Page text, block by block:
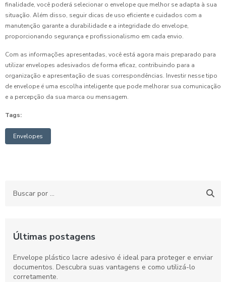
finalidade, você poderá selecionar o envelope que melhor se adapta à sua
situação. Além disso, seguir dicas de uso eficiente e cuidados com a
manutenção garante a durabilidade e a integridade do envelope,
proporcionando segurança e profissionalismo em cada envio.
Com as informações apresentadas, você está agora mais preparado para
utilizar envelopes adesivados de forma eficaz, contribuindo para a
organização e apresentação de suas correspondências. Investir nesse tipo
de envelope é uma escolha inteligente que pode melhorar sua comunicação
e a percepção da sua marca ou mensagem.
Tags:
Envelopes
Últimas postagens
Envelope plástico lacre adesivo é ideal para proteger e enviar
documentos. Descubra suas vantagens e como utilizá-lo
corretamente.